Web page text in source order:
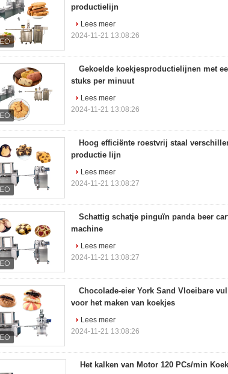
productielijn
Lees meer
2024-11-21 13:08:26
Gekoelde koekjesproductielijnen met
stuks per minuut
Lees meer
2024-11-21 13:08:26
Hoog efficiënte roestvrij staal
productie lijn
Lees meer
2024-11-21 13:08:27
Schattig schatje pinguïn panda beer
machine
Lees meer
2024-11-21 13:08:27
Chocolade-eier York Sand Vloeibare
voor het maken van koekjes
Lees meer
2024-11-21 13:08:26
Het kalken van Motor 120 PCs/min